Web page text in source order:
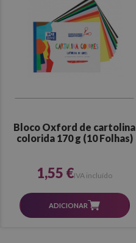
Bloco Oxford de cartolina
colorida 170 g (10 Folhas)
1,55 €IVA incluído
ADICIONAR